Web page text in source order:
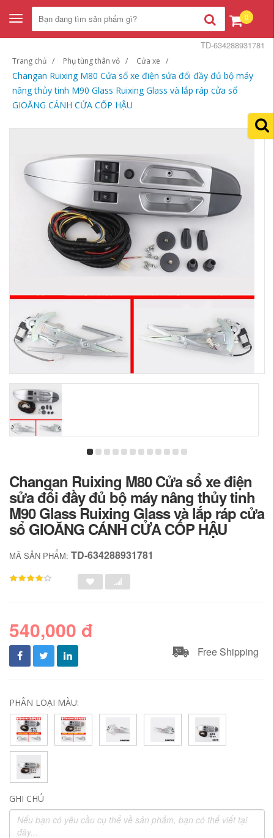
Toggle
navigation
0
Trang chủ Phụ tùng thân vỏ Cửa xe
Changan Ruixing M80 Cửa sổ xe điện sửa đổi đầy đủ bộ máy
nâng thủy tinh M90 Glass Ruixing Glass và lắp ráp cửa sổ
GIOĂNG CÁNH CỬA CỐP HẬU
TD-634288931781
Changan Ruixing M80 Cửa sổ xe điện
sửa đổi đầy đủ bộ máy nâng thủy tinh
M90 Glass Ruixing Glass và lắp ráp cửa
sổ GIOĂNG CÁNH CỬA CỐP HẬU
MÃ SẢN PHẨM: TD-634288931781
540,000 đ
Free Shipping
PHÂN LOẠI MÀU:
GHI CHÚ